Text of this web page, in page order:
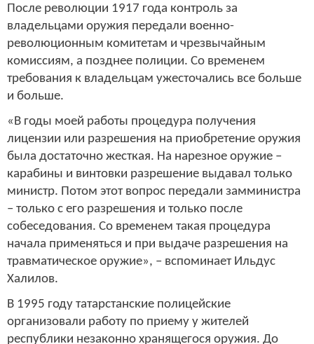
После революции 1917 года контроль за
владельцами оружия передали военно-
революционным комитетам и чрезвычайным
комиссиям, а позднее полиции. Со временем
требования к владельцам ужесточались все больше
и больше.
«В годы моей работы процедура получения
лицензии или разрешения на приобретение оружия
была достаточно жесткая. На нарезное оружие –
карабины и винтовки разрешение выдавал только
министр. Потом этот вопрос передали замминистра
– только с его разрешения и только после
собеседования. Со временем такая процедура
начала применяться и при выдаче разрешения на
травматическое оружие», – вспоминает Ильдус
Халилов.
В 1995 году татарстанские полицейские
организовали работу по приему у жителей
республики незаконно хранящегося оружия. До